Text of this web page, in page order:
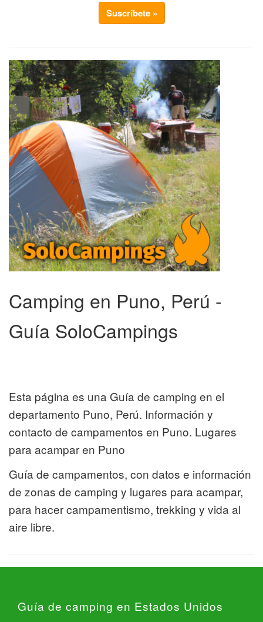
Suscríbete »
Camping en Puno, Perú -
Guía SoloCampings
Esta página es una Guía de camping en el
departamento Puno, Perú. Información y
contacto de campamentos en Puno. Lugares
para acampar en Puno
Guía de campamentos, con datos e información
de zonas de camping y lugares para acampar,
para hacer campamentismo, trekking y vida al
aire libre.
Guía de camping en Estados Unidos